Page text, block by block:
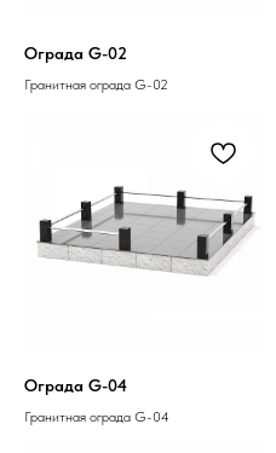
Ограда G-02
Гранитная ограда G-02
Ограда G-04
Гранитная ограда G-04